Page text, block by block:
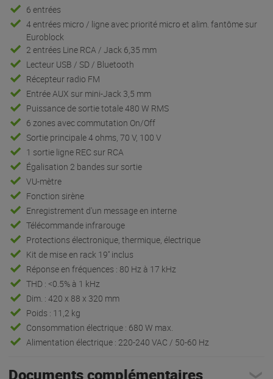
6 entrées
4 entrées micro / ligne avec priorité micro et alim. fantôme sur
Euroblock
2 entrées Line RCA / Jack 6,35 mm
Lecteur USB / SD / Bluetooth
Récepteur radio FM
Entrée AUX sur mini-Jack 3,5 mm
Puissance de sortie totale 480 W RMS
6 zones avec commutation On/Off
Sortie principale 4 ohms, 70 V, 100 V
1 sortie ligne REC sur RCA
Égalisation 2 bandes sur sortie
VU-mètre
Fonction sirène
Enregistrement d'un message en interne
Télécommande infrarouge
Protections électronique, thermique, électrique
Kit de mise en rack 19'' inclus
Réponse en fréquences : 80 Hz à 17 kHz
THD : <0.5% à 1 kHz
Dim. : 420 x 88 x 320 mm
Poids : 11,2 kg
Consommation électrique : 680 W max.
Alimentation électrique : 220-240 VAC / 50-60 Hz
Documents complémentaires